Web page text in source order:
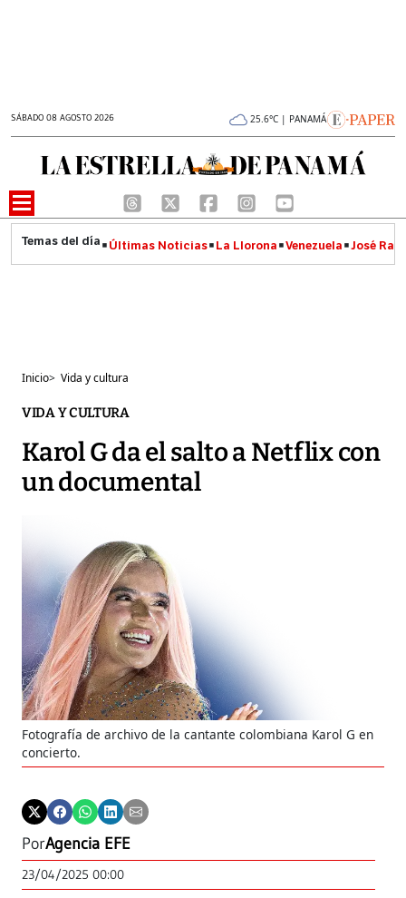
SÁBADO 08 AGOSTO 2026 25.6°C | PANAMÁ
Últimas Noticias La Llorona Venezuela José
Inicio> Vida y cultura
VIDA Y CULTURA
Karol G da el salto a Netflix con
un documental
Fotografía de archivo de la cantante colombiana Karol G en
concierto.
PorAgencia EFE
23/04/2025 00:00